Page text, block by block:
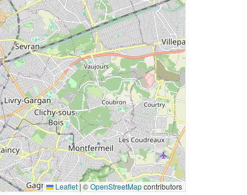
Leaflet | ©OpenStreetMapcontributors